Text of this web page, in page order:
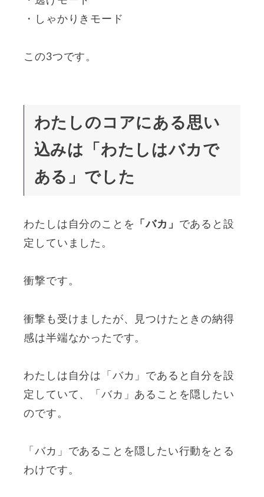
・しゃかりきモード
この3つです。
わたしのコアにある思い
込みは「わたしはバカで
ある」でした
わたしは自分のことを 「バカ」 であると設
定していました。
衝撃です。
衝撃も受けましたが、見つけたときの納得
感は半端なかったです。
わたしは自分は「バカ」であると自分を設
定していて、「バカ」あることを隠したい
のです。
「バカ」であることを隠したい行動をとる
わけです。